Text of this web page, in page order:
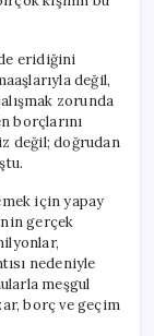
eridiğini
değil,
zorunda
borçlarını
değil; doğrudan
için yapay
gerçek
nedeniyle
meşgul
borç ve geçim